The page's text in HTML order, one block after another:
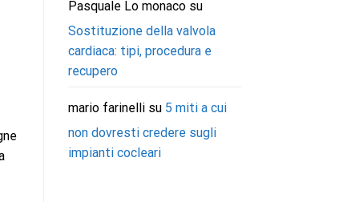
Pasquale Lo monacosu
Sostituzione della valvola
cardiaca: tipi, procedura e
recupero
mario farinellisu 5 miti a cui
non dovresti credere sugli
impianti cocleari